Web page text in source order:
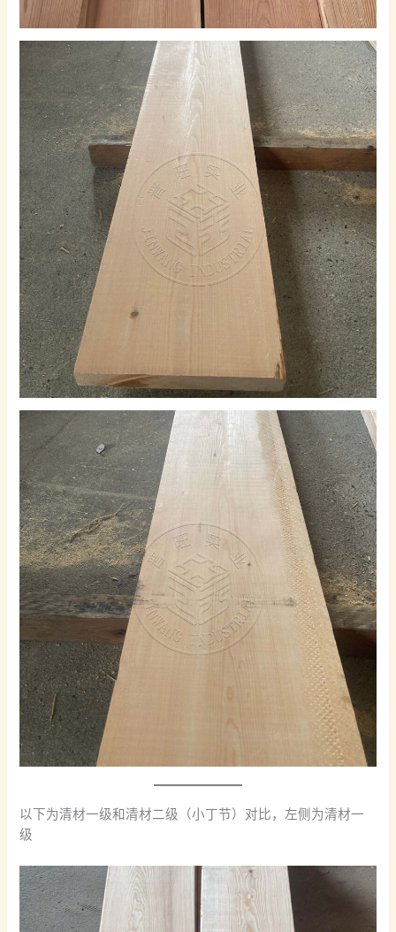
以下为清材一级和清材二级（小丁节）对比，左侧为清材一
级